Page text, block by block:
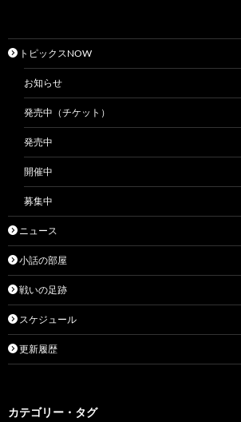
トピックスNOW
お知らせ
発売中（チケット）
発売中
開催中
募集中
ニュース
小話の部屋
戦いの足跡
スケジュール
更新履歴
カテゴリー・タグ